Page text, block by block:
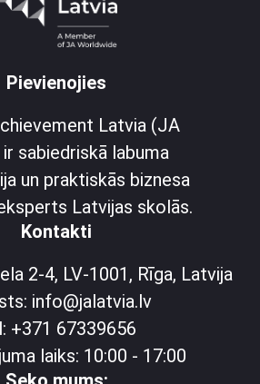
Pievienojies
Latvia (JA
sabiedriskā labuma
un praktiskās biznesa
Latvijas skolās.
Kontakti
2-4, LV-1001, Rīga, Latvija
info@jalatvia.lv
+371 67339656
laiks: 10:00 - 17:00